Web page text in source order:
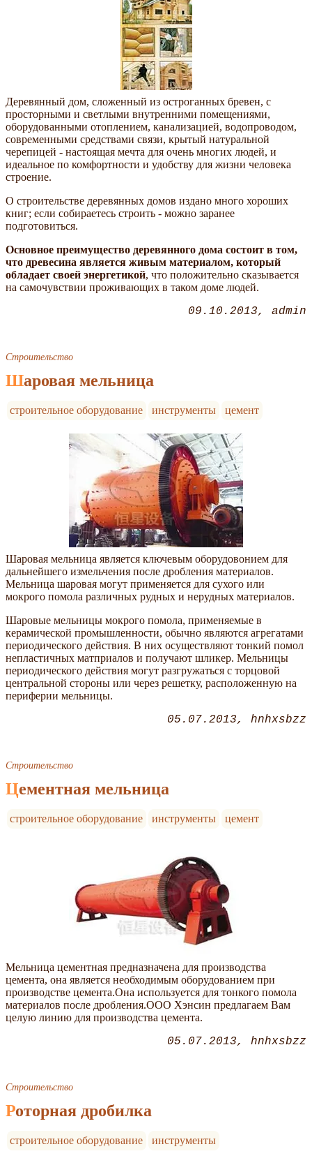
Деревянный дом, сложенный из остроганных бревен, с
просторными и светлыми внутренними помещениями,
оборудованными отоплением, канализацией, водопроводом,
современными средствами связи, крытый натуральной
черепицей - настоящая мечта для очень многих людей, и
идеальное по комфортности и удобству для жизни человека
строение.
О строительстве деревянных домов издано много хороших
книг; если собираетесь строить - можно заранее
подготовиться.
Основное преимущество деревянного дома состоит в том,
что древесина является живым материалом, который
обладает своей энергетикой, что положительно сказывается
на самочувствии проживающих в таком доме людей.
09.10.2013 admin
Строительство
Шаровая мельница
строительное оборудование инструменты цемент
Шаровая мельница является ключевым оборудовонием для
дальнейшего измельчения после дробления материалов.
Мельница шаровая могут применяется для сухого или
мокрого помола различных рудных и нерудных материалов.
Шаровые мельницы мокрого помола, применяемые в
керамической промышленности, обычно являются агрегатами
периодического действия. В них осуществляют тонкий помол
непластичных матприалов и получают шликер. Мельницы
периодического действия могут разгружаться с торцовой
центральной стороны или через решетку, расположенную на
периферии мельницы.
05.07.2013 hnhxsbzz
Строительство
Цементная мельница
строительное оборудование инструменты цемент
Мельница цементная предназначена для производства
цемента, она является необходимым оборудованием при
производстве цемента.Она используется для тонкого помола
материалов после дробления.ООО Хэнсин предлагаем Вам
целую линию для производства цемента.
05.07.2013 hnhxsbzz
Строительство
Роторная дробилка
строительное оборудование инструменты